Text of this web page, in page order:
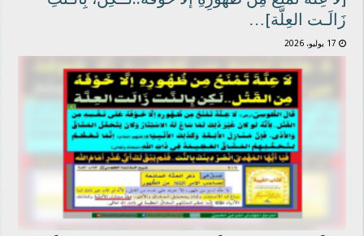
زَالَـت العِلَّة]…
17 يوليو، 2026